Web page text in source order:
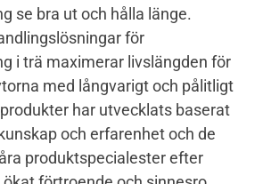
se bra ut och hålla länge.
för
i trä maximerar livslängden för
med långvarigt och pålitligt
har utvecklats baserat
och erfarenhet och de
produktspecialester efter